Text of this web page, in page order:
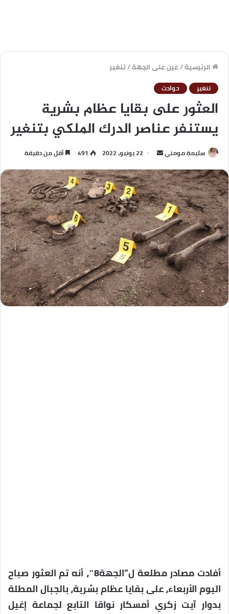
الرئيسية/عين على الجهة/تنغير
تنغير حوادث
العثور على بقايا عظام بشرية
يستنفر عناصر الدرك الملكي بتنغير
سليمة مومني 22 يونيو، 2022 491 أقل من دقيقة
أفادت مصادر مطلعة ل”الجهة8″، أنه تم العثور صباح
اليوم الأربعاء، على بقايا عظام بشرية، بالجبال المطلة
بدوار آيت زكري أمسكار نواقا التابع لجماعة إغيل